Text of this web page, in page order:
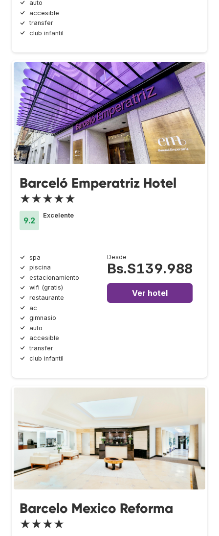
auto
accesible
transfer
club infantil
Barceló Emperatriz Hotel
★★★★★
9.2
Excelente
spa
piscina
estacionamiento
wifi (gratis)
restaurante
ac
gimnasio
auto
accesible
transfer
club infantil
Desde
Bs.S139.988
Ver hotel
Barcelo Mexico Reforma
★★★★